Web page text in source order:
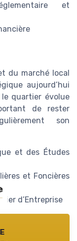
et
du marché local
aujourd’hui
quartier évolue
de rester
son
et des Études
et Foncières
d’Entreprise